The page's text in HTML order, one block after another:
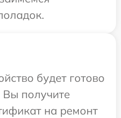
будет готово
Вы получите
на ремонт